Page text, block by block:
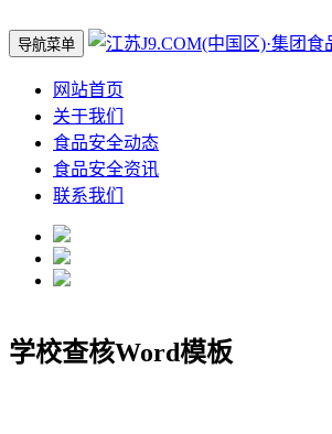
导航菜单
网站首页
关于我们
食品安全动态
食品安全资讯
联系我们
学校查核Word模板